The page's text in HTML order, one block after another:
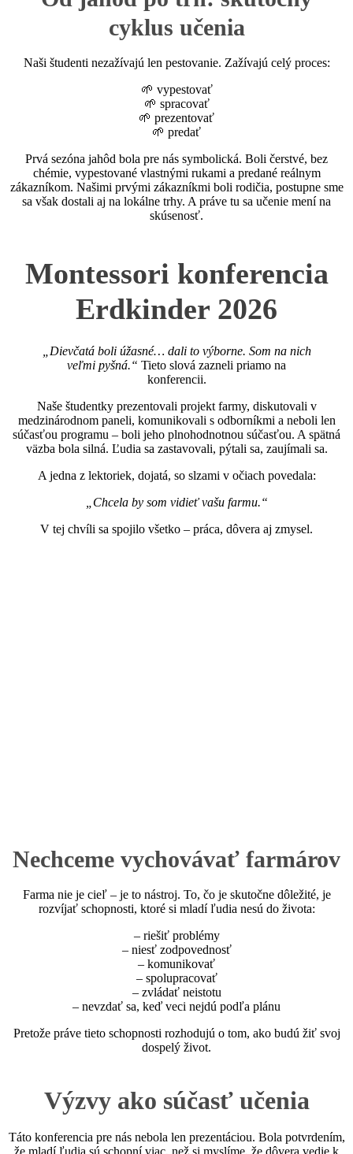
cyklus učenia
Naši študenti nezažívajú len pestovanie. Zažívajú celý proces:
🌱 vypestovať
🌱 spracovať
🌱 prezentovať
🌱 predať
Prvá sezóna jahôd bola pre nás symbolická. Boli čerstvé, bez
chémie, vypestované vlastnými rukami a predané reálnym
zákazníkom. Našimi prvými zákazníkmi boli rodičia, postupne sme
sa však dostali aj na lokálne trhy. A práve tu sa učenie mení na
skúsenosť.
Montessori konferencia
Erdkinder 2026
„Dievčatá boli úžasné… dali to výborne. Som na nich
veľmi pyšná.“ Tieto slová zazneli priamo na
konferencii.
Naše študentky prezentovali projekt farmy, diskutovali v
medzinárodnom paneli, komunikovali s odborníkmi a neboli len
súčasťou programu – boli jeho plnohodnotnou súčasťou. A spätná
väzba bola silná. Ľudia sa zastavovali, pýtali sa, zaujímali sa.
A jedna z lektoriek, dojatá, so slzami v očiach povedala:
„Chcela by som vidieť vašu farmu.“
V tej chvíli sa spojilo všetko – práca, dôvera aj zmysel.
Nechceme vychovávať farmárov
Farma nie je cieľ – je to nástroj. To, čo je skutočne dôležité, je
rozvíjať schopnosti, ktoré si mladí ľudia nesú do života:
– riešiť problémy
– niesť zodpovednosť
– komunikovať
– spolupracovať
– zvládať neistotu
– nevzdať sa, keď veci nejdú podľa plánu
Pretože práve tieto schopnosti rozhodujú o tom, ako budú žiť svoj
dospelý život.
Výzvy ako súčasť učenia
Táto konferencia pre nás nebola len prezentáciou. Bola potvrdením,
že mladí ľudia sú schopní viac, než si myslíme, že dôvera vedie k